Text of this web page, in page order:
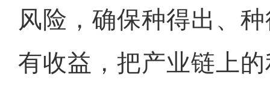
风险，确保种得出、
有收益，把产业链上